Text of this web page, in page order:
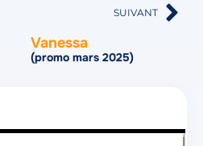
SUIVANT
Vanessa
(promo mars 2025)